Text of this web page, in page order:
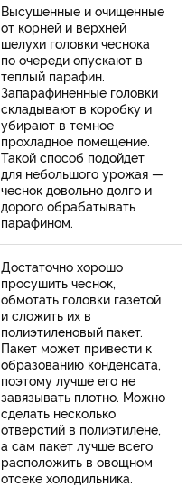
Высушенные и очищенные
от корней и верхней
шелухи головки чеснока
по очереди опускают в
теплый парафин.
Запарафиненные головки
складывают в коробку и
убирают в темное
прохладное помещение.
Такой способ подойдет
для небольшого урожая —
чеснок довольно долго и
дорого обрабатывать
парафином.
Достаточно хорошо
просушить чеснок,
обмотать головки газетой
и сложить их в
полиэтиленовый пакет.
Пакет может привести к
образованию конденсата,
поэтому лучше его не
завязывать плотно. Можно
сделать несколько
отверстий в полиэтилене,
а сам пакет лучше всего
расположить в овощном
отсеке холодильника.